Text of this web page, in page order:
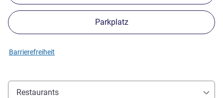
Parkplatz
Barrierefreiheit
Restaurants